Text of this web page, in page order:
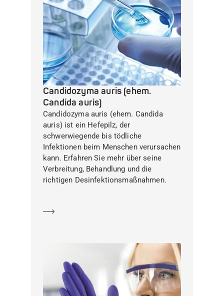
Candidozyma auris (ehem.
Candida auris)
Candidozyma auris (ehem. Candida
auris) ist ein Hefepilz, der
schwerwiegende bis tödliche
Infektionen beim Menschen verursachen
kann. Erfahren Sie mehr über seine
Verbreitung, Behandlung und die
richtigen Desinfektionsmaßnahmen.